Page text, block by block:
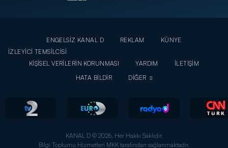
ENGELSİZ KANAL D REKLAM
KÜNYE
İZLEYİCİ TEMSİLCİSİ
KİŞİSEL VERİLERİN KORUNMASI
YARDIM
İLETİŞİM
HATA BİLDİR
DİĞER
KANAL D © 2026. Her Hakkı Saklıdır.
Bilgi Toplumu Hizmetleri MKK tarafından sağlanmaktadır.